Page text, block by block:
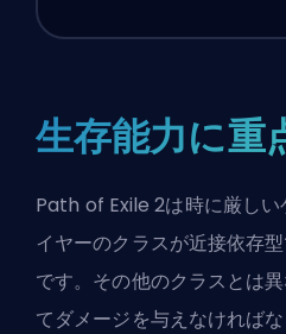
生存能力に重
Path of Exile 2は時に厳しい
イヤーのクラスが近接依存
です。その他のクラスとは
てダメージを与えなければ